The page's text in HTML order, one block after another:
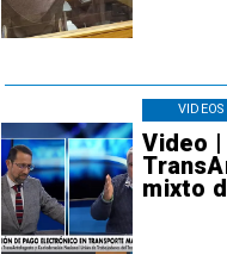
Video |
mixto
VIDEOS